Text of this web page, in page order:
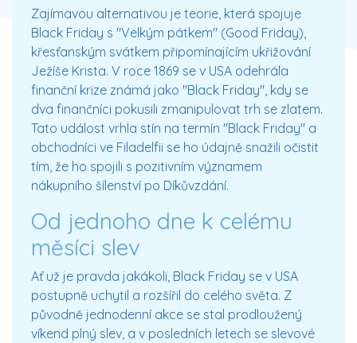
Zajímavou alternativou je teorie, která spojuje
Black Friday s "Velkým pátkem" (Good Friday),
křesťanským svátkem připomínajícím ukřižování
Ježíše Krista. V roce 1869 se v USA odehrála
finanční krize známá jako "Black Friday", kdy se
dva finančníci pokusili zmanipulovat trh se zlatem.
Tato událost vrhla stín na termín "Black Friday" a
obchodníci ve Filadelfii se ho údajně snažili očistit
tím, že ho spojili s pozitivním významem
nákupního šílenství po Díkůvzdání.
Od jednoho dne k celému
měsíci slev
Ať už je pravda jakákoli, Black Friday se v USA
postupně uchytil a rozšířil do celého světa. Z
původně jednodenní akce se stal prodloužený
víkend plný slev, a v posledních letech se slevové